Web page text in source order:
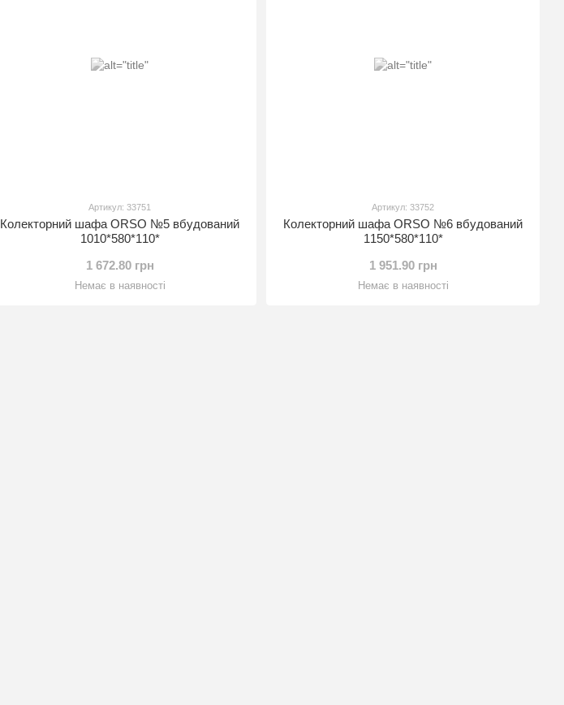
Артикул: 33751
Колекторний шафа ORSO №5 вбудований
1010*580*110*
1 672.80 грн
Немає в наявності
Артикул: 33752
Колекторний шафа ORSO №6 вбудований
1150*580*110*
1 951.90 грн
Немає в наявності